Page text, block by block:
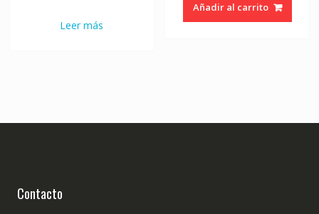
era:
Leer más
Añadir al carrito
Contacto